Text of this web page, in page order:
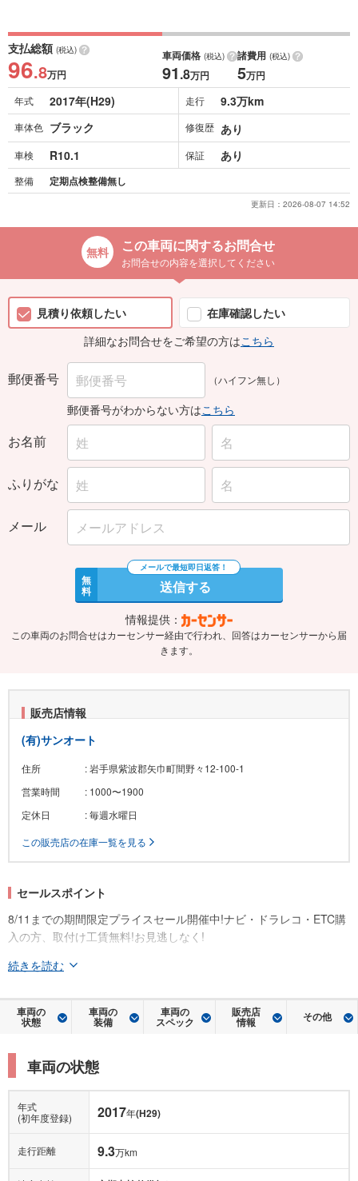
支払総額 (税込)
96.8万円
車両価格 (税込)
91.8万円
諸費用 (税込)
5万円
年式 2017年(H29) 走行 9.3万km
車体色 ブラック 修復歴 あり
車検 R10.1 保証 あり
整備 定期点検整備無し
更新日： 2026-08-07 14:52
この車両に関するお問合せ
お問合せの内容を選択してください
見積り依頼したい
在庫確認したい
詳細なお問合せをご希望の方はこちら
郵便番号 （ハイフン無し）
郵便番号がわからない方はこちら
お名前
ふりがな
メール
無
料 送信する
情報提供：
この車両のお問合せはカーセンサー経由で行われ、回答はカーセンサーから届
きます。
販売店情報
(有)サンオート
住所
: 岩手県紫波郡矢巾町間野々12-100-1
営業時間
: 1000〜1900
定休日
: 毎週水曜日
この販売店の在庫一覧を見る
セールスポイント
8/11までの期間限定プライスセール開催中!ナビ・ドラレコ・ETC購
入の方、取付け工賃無料!お見逃しなく!
続きを読む
車両の
状態
車両の
装備
車両の
スペック
販売店
情報 その他
車両の状態
年式
(初年度登録)
2017年(H29)
走行距離 9.3万km